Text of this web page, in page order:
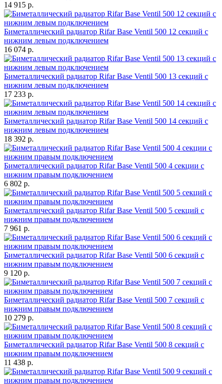
14 915 р.
Биметаллический радиатор Rifar Base Ventil 500 12 секций с
нижним левым подключением
16 074 р.
Биметаллический радиатор Rifar Base Ventil 500 13 секций с
нижним левым подключением
17 233 р.
Биметаллический радиатор Rifar Base Ventil 500 14 секций с
нижним левым подключением
18 392 р.
Биметаллический радиатор Rifar Base Ventil 500 4 секции с
нижним правым подключением
6 802 р.
Биметаллический радиатор Rifar Base Ventil 500 5 секций с
нижним правым подключением
7 961 р.
Биметаллический радиатор Rifar Base Ventil 500 6 секций с
нижним правым подключением
9 120 р.
Биметаллический радиатор Rifar Base Ventil 500 7 секций с
нижним правым подключением
10 279 р.
Биметаллический радиатор Rifar Base Ventil 500 8 секций с
нижним правым подключением
11 438 р.